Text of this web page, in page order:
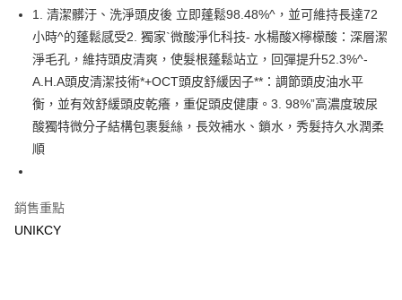
Apple Pay
街口支付
悠遊付
Google Pay
每筆NT$70，滿NT$499(含以上)免運費
1. 清潔髒汙、洗淨頭皮後 立即蓬鬆98.48%^，並可維持長達72
小時^的蓬鬆感受2. 獨家`微酸淨化科技- 水楊酸X檸檬酸：深層潔
淨毛孔，維持頭皮清爽，使髮根蓬鬆站立，回彈提升52.3%^-
A.H.A頭皮清潔技術*+OCT頭皮舒緩因子**：調節頭皮油水平
衡，並有效舒緩頭皮乾癢，重促頭皮健康。3. 98%”高濃度玻尿
酸獨特微分子結構包裹髮絲，長效補水、鎖水，秀髮持久水潤柔
順
銷售重點
UNIKCY